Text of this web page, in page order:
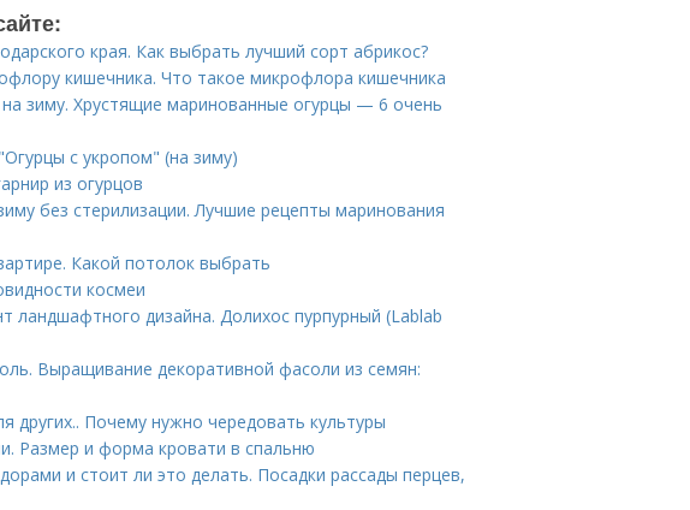
края. Как выбрать лучший сорт абрикос?
кишечника. Что такое микрофлора кишечника
зиму. Хрустящие маринованные огурцы — 6 очень
с укропом" (на зиму)
из огурцов
без стерилизации. Лучшие рецепты маринования
Какой потолок выбрать
космеи
ландшафтного дизайна. Долихос пурпурный (Lablab
Выращивание декоративной фасоли из семян:
других.. Почему нужно чередовать культуры
Размер и форма кровати в спальню
и стоит ли это делать. Посадки рассады перцев,